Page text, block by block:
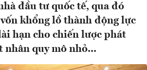
đầu tư quốc tế, qua đó
khổng lồ thành động lực
hạn cho chiến lược phát
quy mô nhỏ...